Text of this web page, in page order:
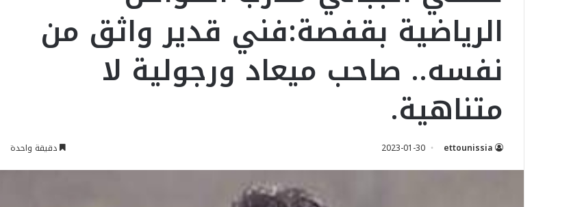
الرياضية بقفصة:فني قدير واثق من
نفسه.. صاحب ميعاد ورجولية لا
متناهية.
ettounissia
2023-01-30 دقيقة واحدة